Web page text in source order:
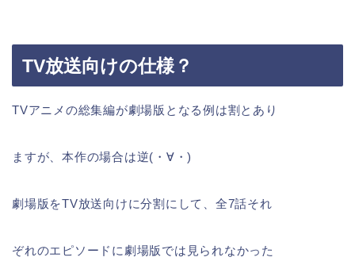
TV放送向けの仕様？
TVアニメの総集編が劇場版となる例は割とあり
ますが、本作の場合は逆(・∀・)
劇場版をTV放送向けに分割にして、全7話それ
ぞれのエピソードに劇場版では見られなかった